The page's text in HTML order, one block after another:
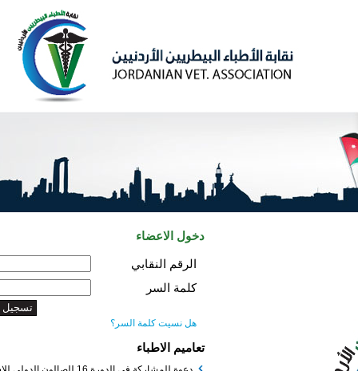
دخول الاعضاء
الرقم النقابي
كلمة السر
هل نسيت كلمة السر؟
تعاميم الاطباء